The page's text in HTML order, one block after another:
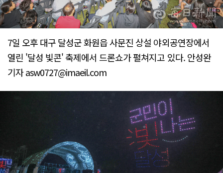
7일 오후 대구 달성군 화원읍 사문진 상설 야외공연장에서
열린 '달성 빛콘' 축제에서 드론쇼가 펼쳐지고 있다. 안성완
기자 asw0727@imaeil.com